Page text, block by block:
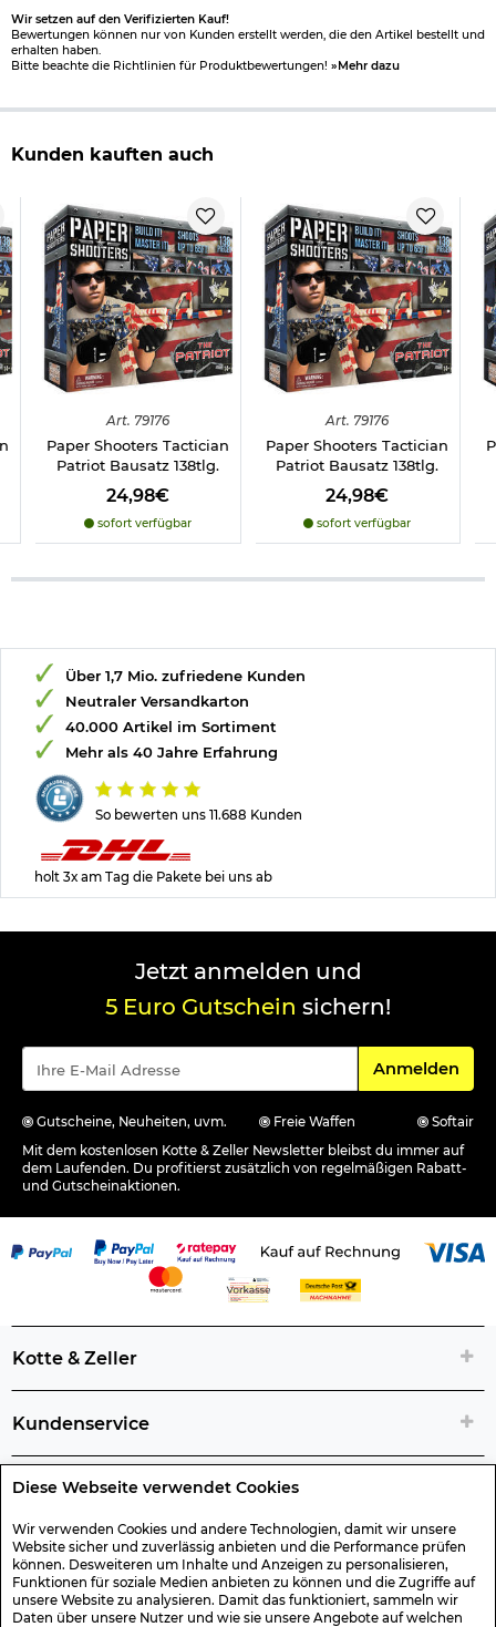
Diese Webseite verwendet Cookies
Wir verwenden Cookies und andere Technologien, damit wir unsere
Website sicher und zuverlässig anbieten und die Performance prüfen
können. Desweiteren um Inhalte und Anzeigen zu personalisieren,
Funktionen für soziale Medien anbieten zu können und die Zugriffe auf
unsere Website zu analysieren. Damit das funktioniert, sammeln wir
Daten über unsere Nutzer und wie sie unsere Angebote auf welchen
Wir setzen auf den Verifizierten Kauf!
Bewertungen können nur von Kunden erstellt werden, die den Artikel bestellt und
erhalten haben.
Bitte beachte die Richtlinien für Produktbewertungen! »Mehr dazu
Kunden kauften auch
Art. 79176
Paper Shooters Tactician
Patriot Bausatz 138tlg.
24,98€
sofort verfügbar
Art. 79176
Paper Shooters Tactician
Patriot Bausatz 138tlg.
24,98€
sofort verfügbar
So bewerten uns 11.688 Kunden
Über 1,7 Mio. zufriedene Kunden
Neutraler Versandkarton
40.000 Artikel im Sortiment
Mehr als 40 Jahre Erfahrung
holt 3x am Tag die Pakete bei uns ab
Jetzt anmelden und
5 Euro Gutschein sichern!
Für den
Anmelden
Gutscheine, Neuheiten, uvm. Freie Waffen
Softair
Mit dem kostenlosen Kotte & Zeller Newsletter bleibst du immer auf
dem Laufenden. Du profitierst zusätzlich von regelmäßigen Rabatt-
und Gutscheinaktionen.
Kotte & Zeller
Kundenservice
Rechtliche Artikelinfos
Geschenk-Gutscheine
Versand & Rücksendung